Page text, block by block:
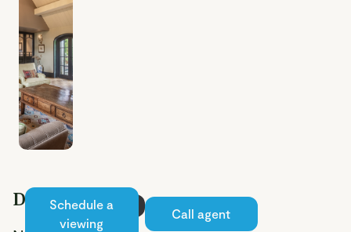
Schedule a
viewing
Call agent
Delst 13 Available